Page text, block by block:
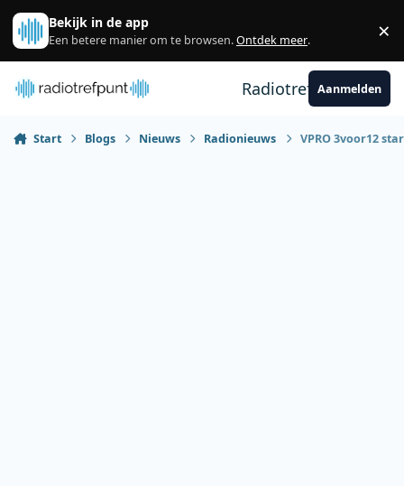
Spring naar bijdragen
Bekijk in de app
Een betere manier om te browsen.Ontdek meer. ×
RadiotrefpuntAanmelden
Start Blogs Nieuws Radionieuws VPRO 3voor12